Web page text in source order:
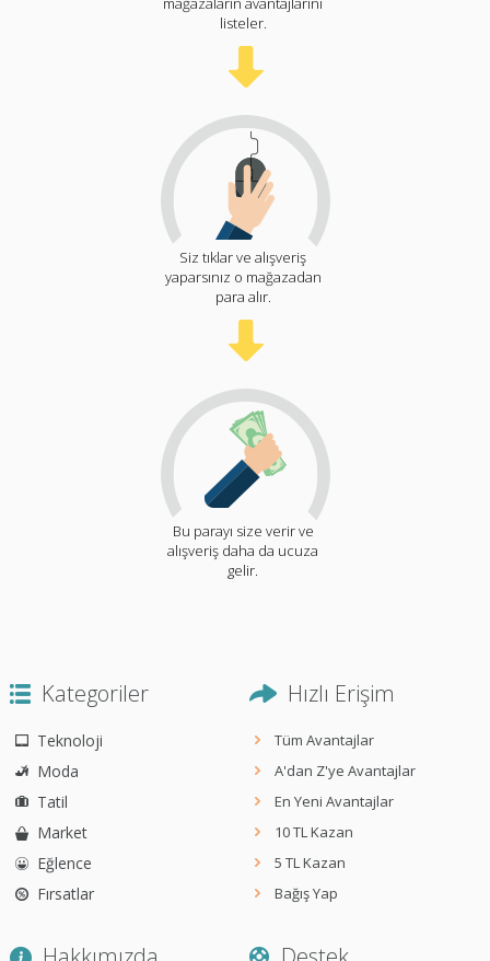
listeler.
Siz tıklar ve alışveriş
yaparsınız o mağazadan
para alır.
Bu parayı size verir ve
alışveriş daha da ucuza
gelir.
Kategoriler
Teknoloji
Moda
Tatil
Market
Eğlence
Fırsatlar
Hızlı Erişim
Tüm Avantajlar
A'dan Z'ye Avantajlar
En Yeni Avantajlar
10 TL Kazan
5 TL Kazan
Bağış Yap